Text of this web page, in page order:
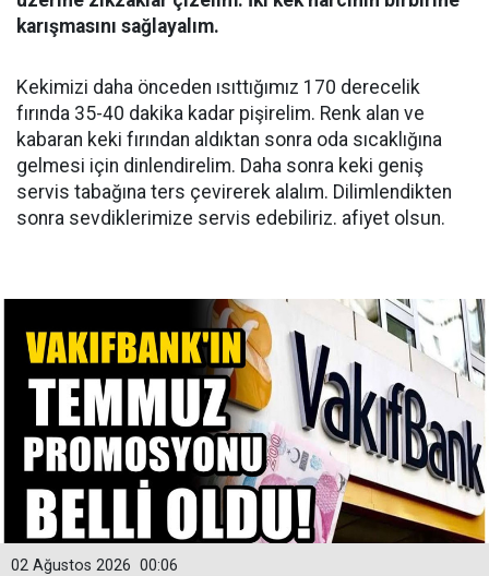
karışmasını sağlayalım.
Kekimizi daha önceden ısıttığımız 170 derecelik
fırında 35-40 dakika kadar pişirelim. Renk alan ve
kabaran keki fırından aldıktan sonra oda sıcaklığına
gelmesi için dinlendirelim. Daha sonra keki geniş
servis tabağına ters çevirerek alalım. Dilimlendikten
sonra sevdiklerimize servis edebiliriz. afiyet olsun.
00:06
02 Ağustos 2026